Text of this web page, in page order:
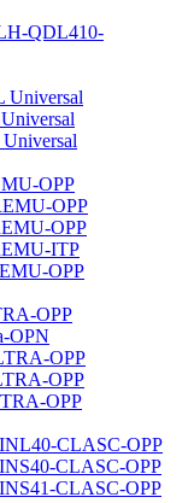
QDL410-
Universal
OPP
OPP
OPP
ITP
OPP
OPP
OPN
OPP
OPP
OPP
CLASC-OPP
CLASC-OPP
CLASC-OPP